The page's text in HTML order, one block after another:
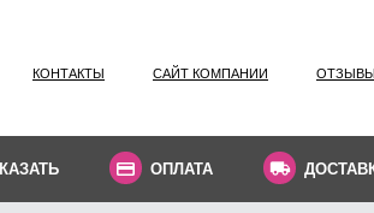
КОНТАКТЫ САЙТ КОМПАНИИ ОТЗЫВЫ
ОПЛАТА